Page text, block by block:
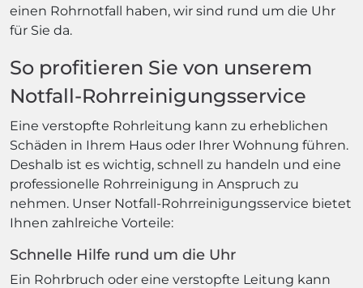
einen Rohrnotfall haben, wir sind rund um die Uhr
für Sie da.
So profitieren Sie von unserem
Notfall-Rohrreinigungsservice
Eine verstopfte Rohrleitung kann zu erheblichen
Schäden in Ihrem Haus oder Ihrer Wohnung führen.
Deshalb ist es wichtig, schnell zu handeln und eine
professionelle Rohrreinigung in Anspruch zu
nehmen. Unser Notfall-Rohrreinigungsservice bietet
Ihnen zahlreiche Vorteile:
Schnelle Hilfe rund um die Uhr
Ein Rohrbruch oder eine verstopfte Leitung kann